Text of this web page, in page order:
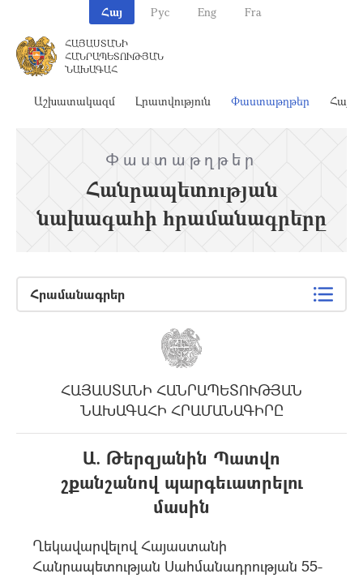
Հայ Рус Eng Fra
ՀԱՅԱՍՏԱՆԻ
ՀԱՆՐԱՊԵՏՈՒԹՅԱՆ
ՆԱԽԱԳԱՀ
Աշխատակազմ Լրատվություն Փաստաթղթեր
Փաստաթղթեր
Հանրապետության
նախագահի հրամանագրերը
Հրամանագրեր
ՀԱՅԱՍՏԱՆԻ ՀԱՆՐԱՊԵՏՈՒԹՅԱՆ
ՆԱԽԱԳԱՀԻ ՀՐԱՄԱՆԱԳԻՐԸ
Ա. Թերզյանին Պատվո
շքանշանով պարգեւատրելու
մասին
Ղեկավարվելով Հայաստանի
Հանրապետության Սահմանադրության 55-